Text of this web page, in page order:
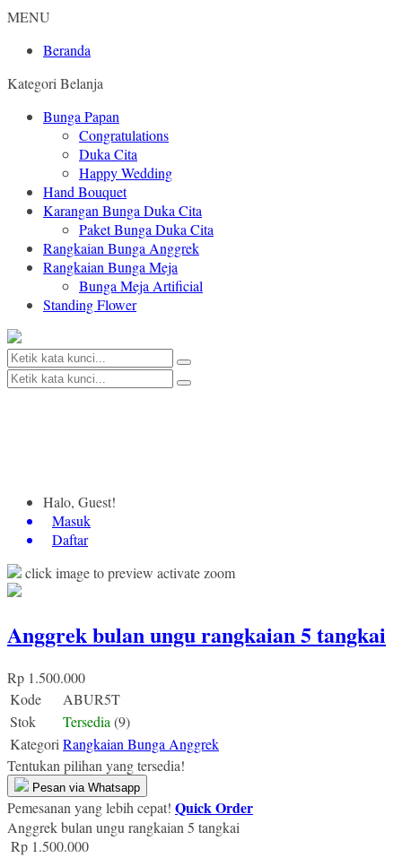
MENU
Beranda
Kategori Belanja
Bunga Papan
Congratulations
Duka Cita
Happy Wedding
Hand Bouquet
Karangan Bunga Duka Cita
Paket Bunga Duka Cita
Rangkaian Bunga Anggrek
Rangkaian Bunga Meja
Bunga Meja Artificial
Standing Flower
Halo, Guest!
Masuk
Daftar
click image to preview activate zoom
Anggrek bulan ungu rangkaian 5 tangkai
Rp 1.500.000
Kode
ABUR5T
Stok
Tersedia (9)
Kategori Rangkaian Bunga Anggrek
Tentukan pilihan yang tersedia!
Pesan via Whatsapp
Pemesanan yang lebih cepat! Quick Order
Anggrek bulan ungu rangkaian 5 tangkai
Rp 1.500.000